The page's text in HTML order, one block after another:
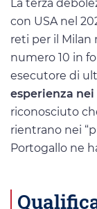
La terza
con USA nel
reti per il Milan
numero 10 in
esecutore di
esperienza
riconosciuto
rientrano nei
Portogallo ne